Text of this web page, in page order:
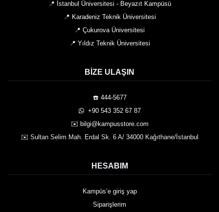
📍 İstanbul Üniversitesi - Beyazıt Kampüsü
📍 Karadeniz Teknik Üniversitesi
📍 Çukurova Üniversitesi
📍 Yıldız Teknik Üniversitesi
BIZE ULAŞIN
☎️ 444-5677
️ +90 543 352 67 87
✉️ bilgi@kampusstore.com
✉️ Sultan Selim Mah. Erdal Sk. 6 A/ 34000 Kağıthane/İstanbul
HESABIM
Kampüs’e giriş yap
Siparişlerim